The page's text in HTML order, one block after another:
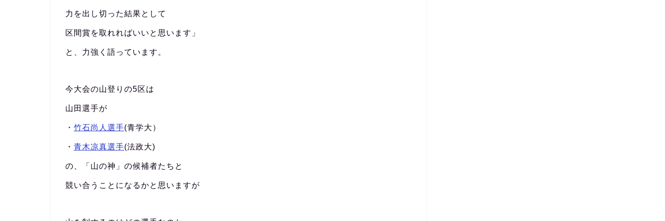
力を出し切った結果として
区間賞を取れればいいと思います」
と、力強く語っています。
今大会の山登りの5区は
山田選手が
・ 竹石尚人選手(青学大）
・ 青木凉真選手(法政大)
の、「山の神」の候補者たちと
競い合うことになるかと思いますが